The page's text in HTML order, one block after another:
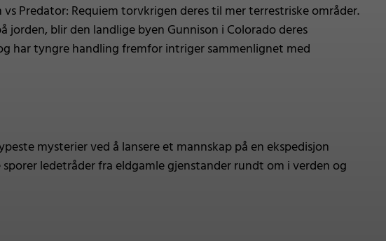
Predator: Requiem torvkrigen deres til mer terrestriske områder.
blir den landlige byen Gunnison i Colorado deres
har tyngre handling fremfor intriger sammenlignet med
mysterier ved å lansere et mannskap på en ekspedisjon
ledetråder fra eldgamle gjenstander rundt om i verden og